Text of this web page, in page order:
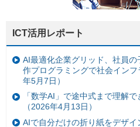
ICT活用レポート
AI最適化企業グリッド、社員
作プログラミングで社会イン
年5月7日）
「数学AI」で途中式まで理解
（2026年4月13日）
AIで自分だけの折り紙をデザ